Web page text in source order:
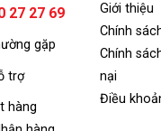
27 27 69
gặp
trợ
hàng
Giới thiệu
Chính
Chính
nại
Điều